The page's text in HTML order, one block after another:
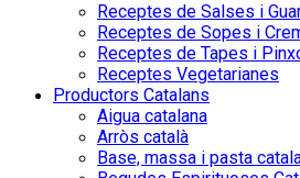
Receptes de Salses i
Receptes de Sopes i
Receptes de Tapes i
Receptes Vegetarianes
Productors Catalans
Aigua catalana
Arròs català
Base, massa i pasta